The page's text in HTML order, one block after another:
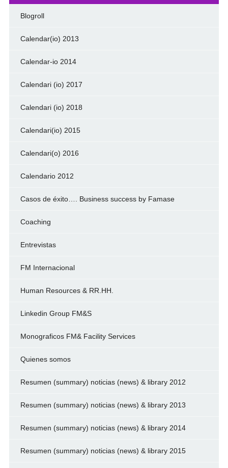
Blogroll
Calendar(io) 2013
Calendar-io 2014
Calendari (io) 2017
Calendari (io) 2018
Calendari(io) 2015
Calendari(o) 2016
Calendario 2012
Casos de éxito…. Business success by Famase
Coaching
Entrevistas
FM Internacional
Human Resources & RR.HH.
Linkedin Group FM&S
Monograficos FM& Facility Services
Quienes somos
Resumen (summary) noticias (news) & library 2012
Resumen (summary) noticias (news) & library 2013
Resumen (summary) noticias (news) & library 2014
Resumen (summary) noticias (news) & library 2015